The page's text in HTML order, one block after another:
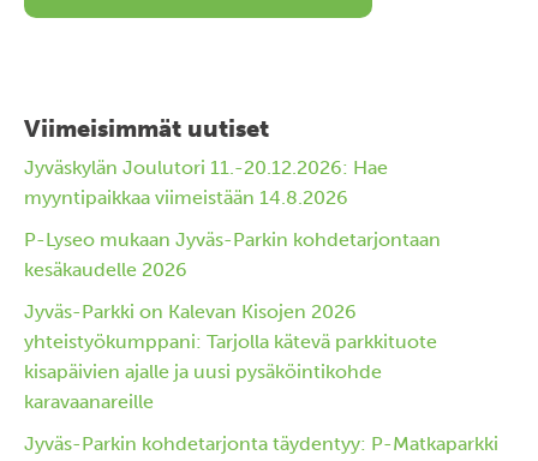
Viimeisimmät uutiset
Jyväskylän Joulutori 11.-20.12.2026: Hae
myyntipaikkaa viimeistään 14.8.2026
P-Lyseo mukaan Jyväs-Parkin kohdetarjontaan
kesäkaudelle 2026
Jyväs-Parkki on Kalevan Kisojen 2026
yhteistyökumppani: Tarjolla kätevä parkkituote
kisapäivien ajalle ja uusi pysäköintikohde
karavaanareille
Jyväs-Parkin kohdetarjonta täydentyy: P-Matkaparkki